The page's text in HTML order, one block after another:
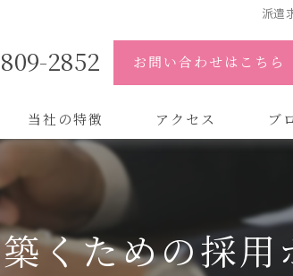
派遣
2852 お問い合わせはこちら
当社の特徴
代理店
バイトル
アクセス
株式会社AOA 東京 渋谷
株式会社AOA 南森町オフ
ブ
くための採用